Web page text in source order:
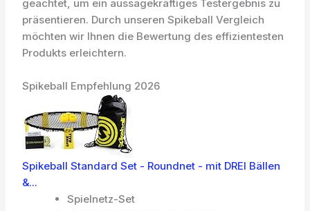
geachtet, um ein aussagekräftiges Testergebnis zu
präsentieren. Durch unseren Spikeball Vergleich
möchten wir Ihnen die Bewertung des effizientesten
Produkts erleichtern.
Spikeball Empfehlung 2026
Spikeball Standard Set - Roundnet - mit DREI Bällen
&...
Spielnetz-Set